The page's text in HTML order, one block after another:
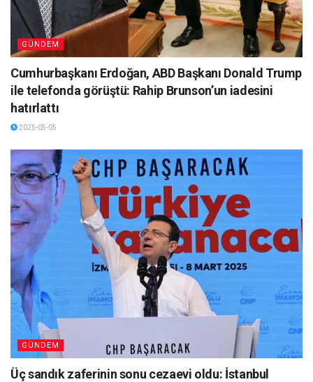
GÜNDEM
Cumhurbaşkanı Erdoğan, ABD Başkanı Donald Trump
ile telefonda görüştü: Rahip Brunson’un iadesini
hatırlattı
2025-05-05
GÜNDEM
Üç sandık zaferinin sonu cezaevi oldu: İstanbul